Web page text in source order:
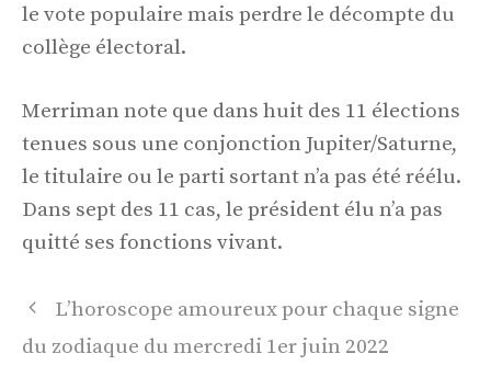
le vote populaire mais perdre le décompte du
collège électoral.
Merriman note que dans huit des 11 élections
tenues sous une conjonction Jupiter/Saturne,
le titulaire ou le parti sortant n’a pas été réélu.
Dans sept des 11 cas, le président élu n’a pas
quitté ses fonctions vivant.
Navigation
des
L’horoscope amoureux pour chaque signe
du zodiaque du mercredi 1er juin 2022